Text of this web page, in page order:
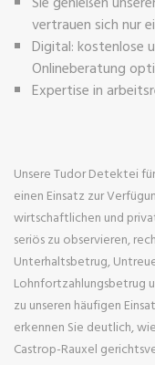
vertrauen sich nur
Digital: kostenlose
Onlineberatung
Expertise in
Unsere Tudor Detektei
einen Einsatz zur
wirtschaftlichen und
seriös zu observieren,
Unterhaltsbetrug,
Lohnfortzahlungsbetrug
zu unseren häufigen
erkennen Sie deutlich,
Castrop-Rauxel